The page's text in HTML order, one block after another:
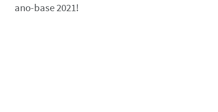
ano-base 2021!